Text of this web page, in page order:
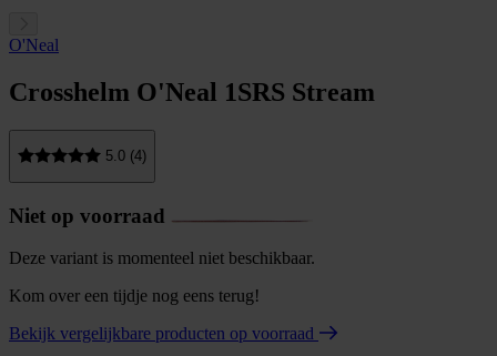
O'Neal
Crosshelm O'Neal 1SRS Stream
5.0 (4)
Niet op voorraad
Deze variant is momenteel niet beschikbaar.
Kom over een tijdje nog eens terug!
Bekijk vergelijkbare producten op voorraad